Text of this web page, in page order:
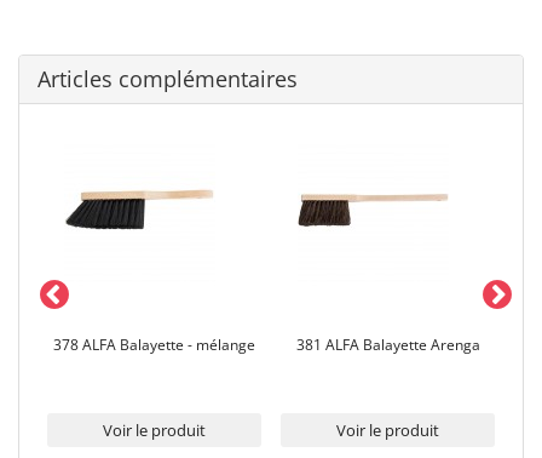
Articles complémentaires
378 ALFA Balayette - mélange
Voir le produit
381 ALFA Balayette Arenga
Voir le produit